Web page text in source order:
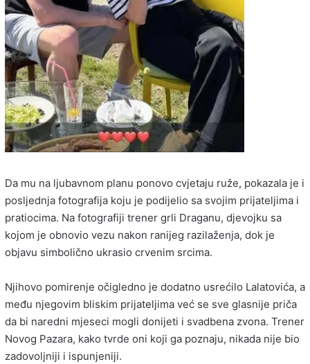
Da mu na ljubavnom planu ponovo cvjetaju ruže, pokazala je i
posljednja fotografija koju je podijelio sa svojim prijateljima i
pratiocima. Na fotografiji trener grli Draganu, djevojku sa
kojom je obnovio vezu nakon ranijeg razilaženja, dok je
objavu simbolično ukrasio crvenim srcima.
Njihovo pomirenje očigledno je dodatno usrećilo Lalatovića, a
među njegovim bliskim prijateljima već se sve glasnije priča
da bi naredni mjeseci mogli donijeti i svadbena zvona. Trener
Novog Pazara, kako tvrde oni koji ga poznaju, nikada nije bio
zadovoljniji i ispunjeniji.